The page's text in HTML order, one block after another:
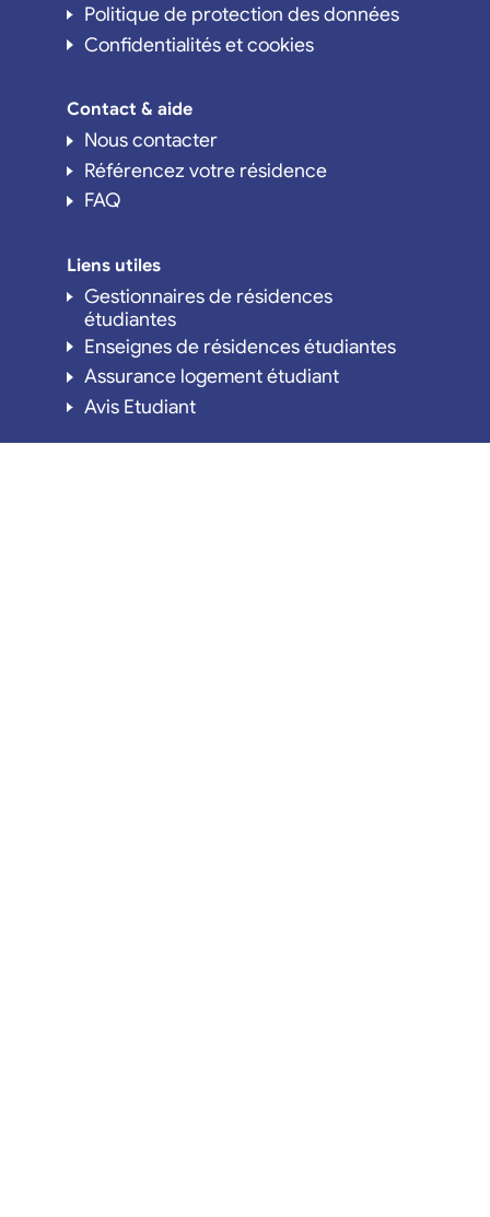
Politique de protection des données
Confidentialités et cookies
Contact & aide
Nous contacter
Référencez votre résidence
FAQ
Liens utiles
Gestionnaires de résidences
étudiantes
Enseignes de résidences étudiantes
Assurance logement étudiant
Avis Etudiant